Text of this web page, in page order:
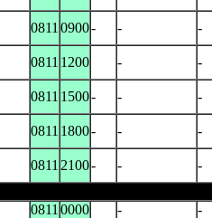
0811 0900- - -
0811 1200 - -
0811 1500- - -
0811 1800- - -
0811 2100- -
-
0811 0000 -
-